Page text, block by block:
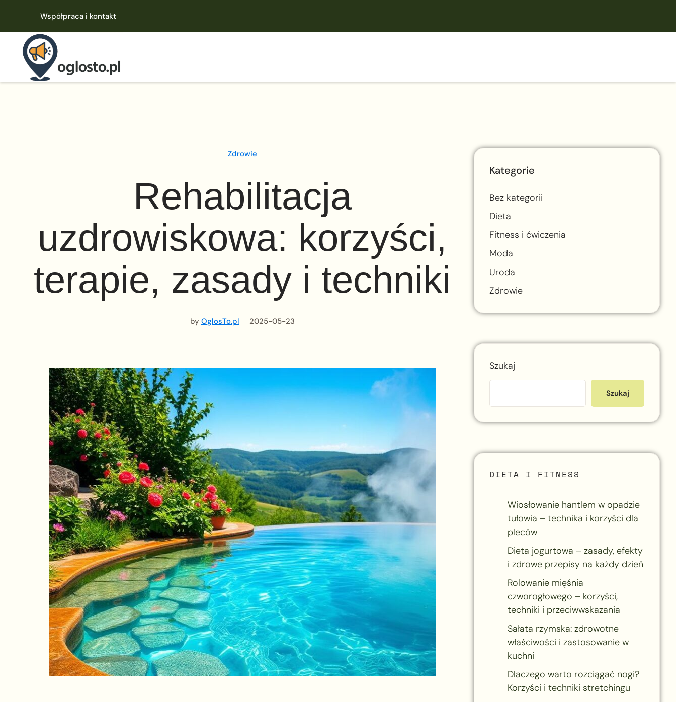
Współpraca i kontakt
Zdrowie
Rehabilitacja
uzdrowiskowa: korzyści,
terapie, zasady i techniki
by OglosTo.pl 2025-05-23
Kategorie
Bez kategorii
Dieta
Fitness i ćwiczenia
Moda
Uroda
Zdrowie
Szukaj
Szukaj
DIETA I FITNESS
Wiosłowanie hantlem w opadzie
tułowia – technika i korzyści dla
pleców
Dieta jogurtowa – zasady, efekty
i zdrowe przepisy na każdy dzień
Rolowanie mięśnia
czworogłowego – korzyści,
techniki i przeciwwskazania
Sałata rzymska: zdrowotne
właściwości i zastosowanie w
kuchni
Dlaczego warto rozciągać nogi?
Korzyści i techniki stretchingu